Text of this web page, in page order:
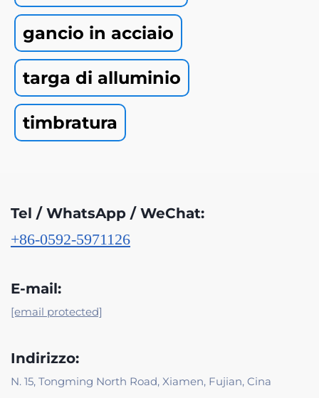
gancio in acciaio
targa di alluminio
timbratura
Tel / WhatsApp / WeChat:
+86-0592-5971126
E-mail:
[email protected]
Indirizzo:
N. 15, Tongming North Road, Xiamen, Fujian, Cina